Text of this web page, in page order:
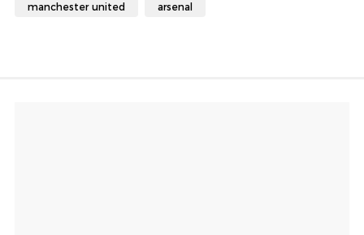
manchester united arsenal